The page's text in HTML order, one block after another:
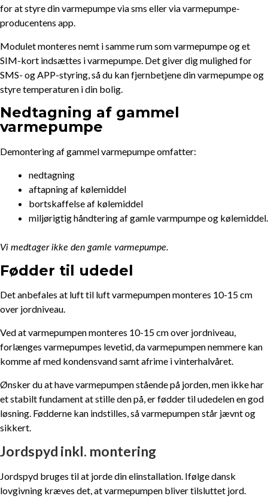
for at styre din varmepumpe via sms eller via varmepumpe-
producentens app.
Modulet monteres nemt i samme rum som varmepumpe og et
SIM-kort indsættes i varmepumpe. Det giver dig mulighed for
SMS- og APP-styring, så du kan fjernbetjene din varmepumpe og
styre temperaturen i din bolig.
Nedtagning af gammel
varmepumpe
Demontering af gammel varmepumpe omfatter:
nedtagning
aftapning af kølemiddel
bortskaffelse af kølemiddel
miljørigtig håndtering af gamle varmpumpe og kølemiddel.
Vi medtager ikke den gamle varmepumpe.
Fødder til udedel
Det anbefales at luft til luft varmepumpen monteres 10-15 cm
over jordniveau.
Ved at varmepumpen monteres 10-15 cm over jordniveau,
forlænges varmepumpes levetid, da varmepumpen nemmere kan
komme af med kondensvand samt afrime i vinterhalvåret.
Ønsker du at have varmepumpen stående på jorden, men ikke har
et stabilt fundament at stille den på, er fødder til udedelen en god
løsning. Fødderne kan indstilles, så varmepumpen står jævnt og
sikkert.
Jordspyd inkl. montering
Jordspyd bruges til at jorde din elinstallation. Ifølge dansk
lovgivning kræves det, at varmepumpen bliver tilsluttet jord.